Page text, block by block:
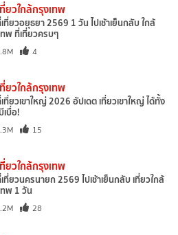
ยวใกล้กรุงเทพ
ที่ยวอยุธยา 2569 1 วัน ไปเช้าเย็นกลับ ใกล้
พ ที่เที่ยวครบๆ
4
ยวใกล้กรุงเทพ
ที่ยวเขาใหญ่ 2026 อัปเดต เที่ยวเขาใหญ่ ได้ทั้ง
เบื่อ!
15
ยวใกล้กรุงเทพ
ที่ยวนครนายก 2569 ไปเช้าเย็นกลับ เที่ยวใกล้
พ 1 วัน
28